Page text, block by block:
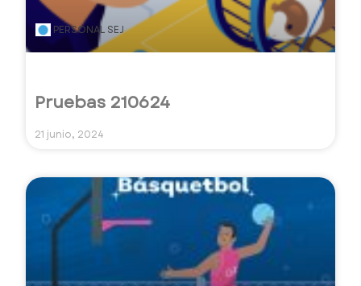
PERSONAL SEJ
Pruebas 210624
21 junio, 2024